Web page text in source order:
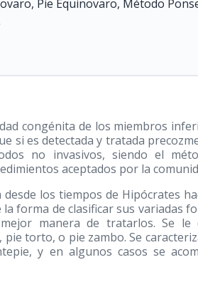
Pie Equinovaro, Método
congénita de los miembros
si es detectada y tratada
no invasivos, siendo el
aceptados por la
los tiempos de Hipócrates
forma de clasificar sus variadas
manera de tratarlos. Se le
torto, o pie zambo. Se
y en algunos casos se